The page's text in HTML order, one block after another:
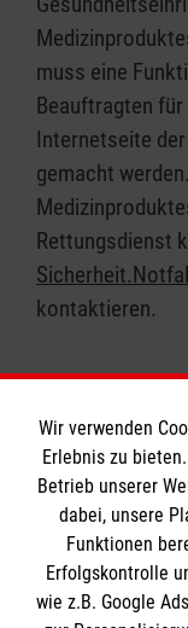
muss eine
Beauftragten
Internetseite
gemacht
Rettungsdienst
kontaktieren.
Impressum
Datenschutz
Wir verwenden
Erlebnis zu
Betrieb unserer
dabei, unsere
Funktionen
Erfolgskontrolle
wie z.B. Google